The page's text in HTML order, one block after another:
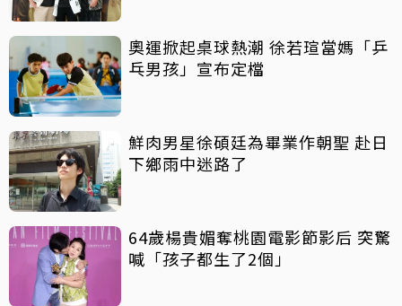
奧運掀起桌球熱潮 徐若瑄當媽「乒
乓男孩」宣布定檔
鮮肉男星徐碩廷為畢業作朝聖 赴日
下鄉雨中迷路了
64歲楊貴媚奪桃園電影節影后 突驚
喊「孩子都生了2個」